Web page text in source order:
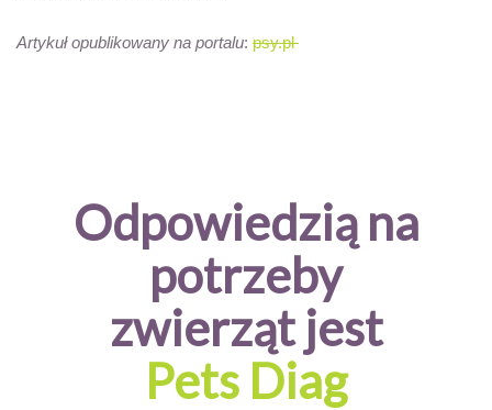
Artykuł opublikowany na portalu: psy.pl
Odpowiedzią na
potrzeby
zwierząt jest
Pets Diag